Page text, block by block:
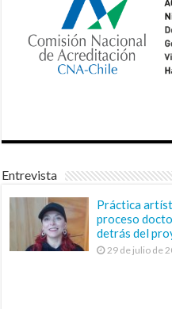
Entrevista
Práctica
proceso
detrás del
29 de julio de